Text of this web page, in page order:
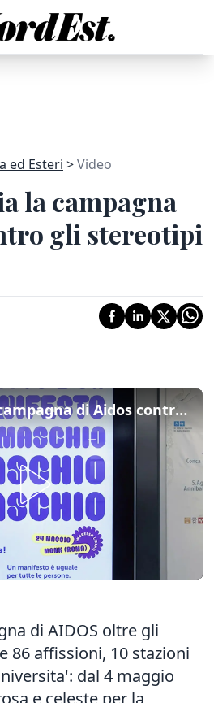
ed Esteri Video
la campagna
gli stereotipi
In tutta Italia la campagna di Aidos contro gli stereotipi di genere
di AIDOS oltre gli
86 affissioni, 10 stazioni
dal 4 maggio
e celeste per la